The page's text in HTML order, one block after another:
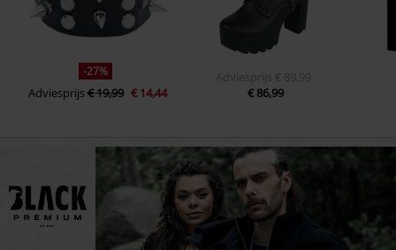
-27%
Adviesprijs€ 19,99 € 14,44
Adviesprijs
€ 89,99
€ 86,99